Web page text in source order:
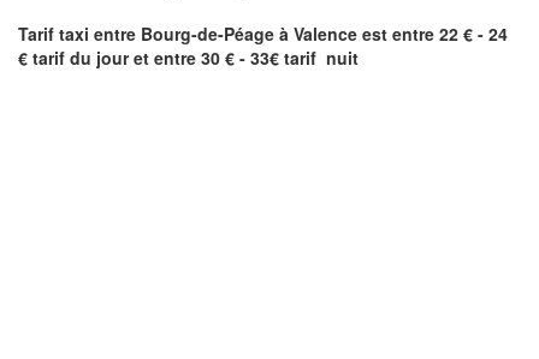
Tarif taxi entre Bourg-de-Péage à Valence est entre 22 € - 24
€ tarif du jour et entre 30 € - 33€ tarif nuit